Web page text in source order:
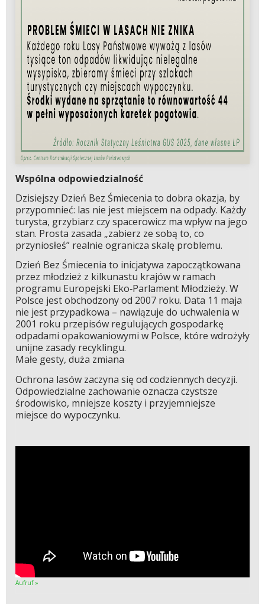
Wspólna odpowiedzialność
Dzisiejszy Dzień Bez Śmiecenia to dobra okazja, by
przypomnieć: las nie jest miejscem na odpady. Każdy
turysta, grzybiarz czy spacerowicz ma wpływ na jego
stan. Prosta zasada „zabierz ze sobą to, co
przyniosłeś” realnie ogranicza skalę problemu.
Dzień Bez Śmiecenia to inicjatywa zapoczątkowana
przez młodzież z kilkunastu krajów w ramach
programu Europejski Eko‑Parlament Młodzieży. W
Polsce jest obchodzony od 2007 roku. Data 11 maja
nie jest przypadkowa – nawiązuje do uchwalenia w
2001 roku przepisów regulujących gospodarkę
odpadami opakowaniowymi w Polsce, które wdrożyły
unijne zasady recyklingu.
Małe gesty, duża zmiana
Ochrona lasów zaczyna się od codziennych decyzji.
Odpowiedzialne zachowanie oznacza czystsze
środowisko, mniejsze koszty i przyjemniejsze
miejsce do wypoczynku.
Aufruf »